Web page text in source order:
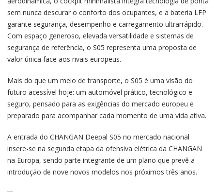
sem nunca descurar o conforto dos ocupantes, e a bateria LFP
garante segurança, desempenho e carregamento ultrarrápido.
Com espaço generoso, elevada versatilidade e sistemas de
segurança de referência, o S05 representa uma proposta de
valor única face aos rivais europeus.
Mais do que um meio de transporte, o S05 é uma visão do
futuro acessível hoje: um automóvel prático, tecnológico e
seguro, pensado para as exigências do mercado europeu e
preparado para acompanhar cada momento de uma vida ativa.
A entrada do CHANGAN Deepal S05 no mercado nacional
insere-se na segunda etapa da ofensiva elétrica da CHANGAN
na Europa, sendo parte integrante de um plano que prevê a
introdução de nove novos modelos nos próximos três anos.